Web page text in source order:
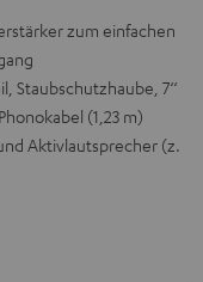
zum einfachen
7‘‘
(1,23 m)
Aktivlautsprecher (z.